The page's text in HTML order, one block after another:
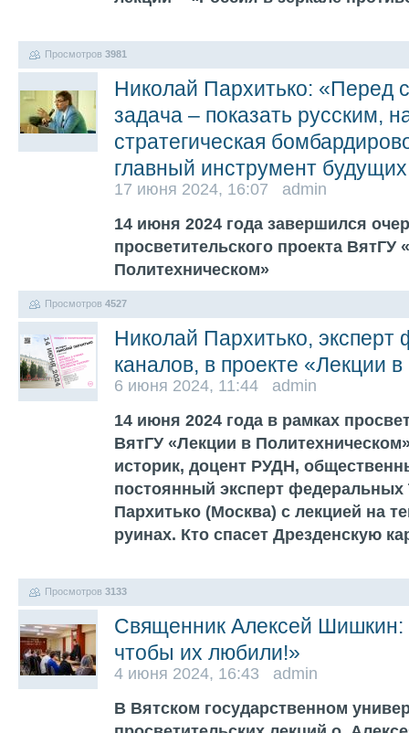
Просмотров 3981
Николай Пархитько: «Перед
задача – показать русским,
стратегическая
главный инструмент
17 июня 2024, 16:07 admin
14 июня 2024 года завершился
просветительского проекта ВятГУ
Политехническом»
Просмотров 4527
Николай Пархитько,
каналов, в проекте «Лекции
6 июня 2024, 11:44 admin
14 июня 2024 года в рамках
ВятГУ «Лекции в
историк, доцент РУДН,
постоянный эксперт
Пархитько (Москва) с лекцией на
руинах. Кто спасет Дрезденскую
Просмотров 3133
Священник Алексей Шишкин:
чтобы их любили!»
4 июня 2024, 16:43 admin
В Вятском государственном